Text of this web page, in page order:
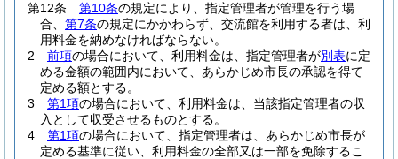
第12条
第10条の規定により、指定管理者が管理を行う場
合、 第7条の規定にかかわらず、交流館を利用する者は、利
用料金を納めなければならない。
2
前項の場合において、利用料金は、指定管理者が別表に定
める金額の範囲内において、あらかじめ市長の承認を得て
定める額とする。
3
第1項の場合において、利用料金は、当該指定管理者の収
入として収受させるものとする。
4
第1項の場合において、指定管理者は、あらかじめ市長が
定める基準に従い、利用料金の全部又は一部を免除するこ